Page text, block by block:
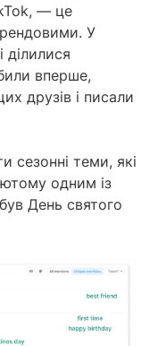
— це
У
вперше,
друзів і писали
сезонні теми, які
одним із
День святого